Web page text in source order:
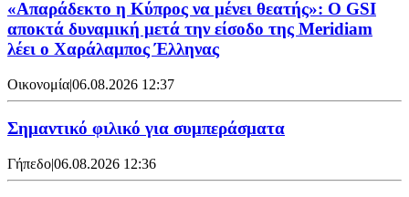
«Απαράδεκτο η Κύπρος να μένει θεατής»: Ο GSI
αποκτά δυναμική μετά την είσοδο της Meridiam
λέει ο Χαράλαμπος Έλληνας
Οικονομία|06.08.2026 12:37
Σημαντικό φιλικό για συμπεράσματα
Γήπεδο|06.08.2026 12:36